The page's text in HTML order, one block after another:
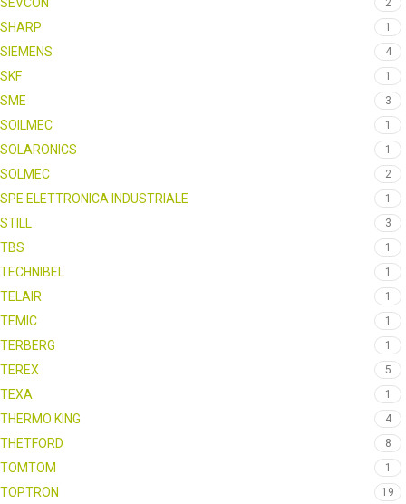
2
SHARP 1
SIEMENS 4
SKF 1
SME 3
SOILMEC 1
SOLARONICS 1
SOLMEC 2
SPE ELETTRONICA INDUSTRIALE 1
STILL 3
TBS 1
TECHNIBEL 1
TELAIR 1
TEMIC 1
TERBERG 1
TEREX 5
TEXA 1
THERMO KING 4
THETFORD 8
TOMTOM 1
TOPTRON 19